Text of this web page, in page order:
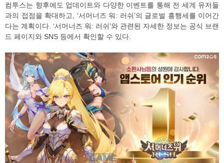
컴투스는 향후에도 업데이트와 다양한 이벤트를 통해 전 세계 유저들
과의 접점을 확대하고, ‘서머너즈 워: 러쉬’의 글로벌 흥행세를 이어간
다는 계획이다. ‘서머너즈 워: 러쉬’와 관련된 자세한 정보는 공식 브랜
드 페이지와 SNS 등에서 확인할 수 있다.